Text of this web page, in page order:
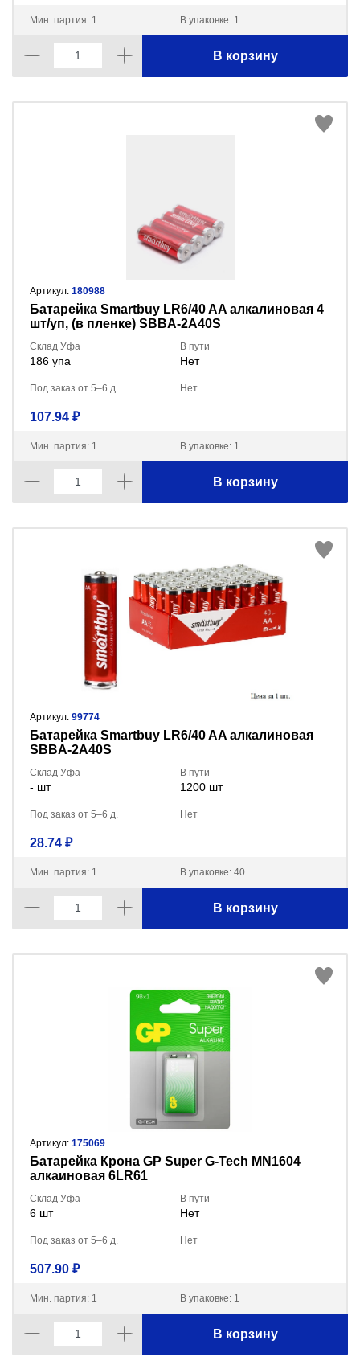
Мин. партия: 1 В упаковке: 1
В корзину
Артикул: 180988
Батарейка Smartbuy LR6/40 AA алкалиновая 4
шт/уп, (в пленке) SBBA-2A40S
Склад Уфа
186 упа
В пути
Нет
Под заказ от 5–6 д. Нет
107.94 ₽
Мин. партия: 1 В упаковке: 1
В корзину
Артикул: 99774
Батарейка Smartbuy LR6/40 AA алкалиновая
SBBA-2A40S
Склад Уфа
- шт
В пути
1200 шт
Под заказ от 5–6 д. Нет
28.74 ₽
Мин. партия: 1 В упаковке: 40
В корзину
Артикул: 175069
Батарейка Крона GP Super G-Tech MN1604
алкаиновая 6LR61
Склад Уфа
6 шт
В пути
Нет
Под заказ от 5–6 д. Нет
507.90 ₽
Мин. партия: 1 В упаковке: 1
В корзину